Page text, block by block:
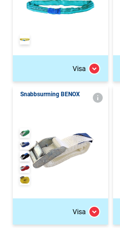
Visa
Snabbsurrning BENOX
Visa